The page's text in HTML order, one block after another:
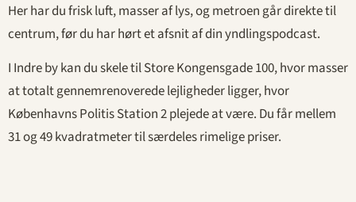
Her har du frisk luft, masser af lys, og metroen går direkte til
centrum, før du har hørt et afsnit af din yndlingspodcast.
I Indre by kan du skele til Store Kongensgade 100, hvor masser
at totalt gennemrenoverede lejligheder ligger, hvor
Københavns Politis Station 2 plejede at være. Du får mellem
31 og 49 kvadratmeter til særdeles rimelige priser.